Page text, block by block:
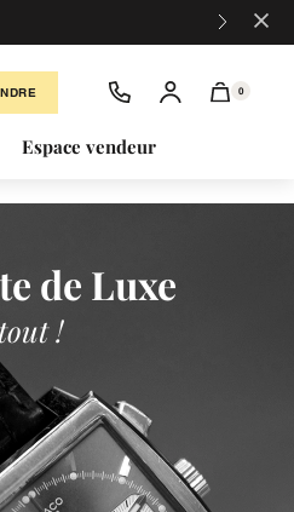
×
0
Espace vendeur
de Luxe
!